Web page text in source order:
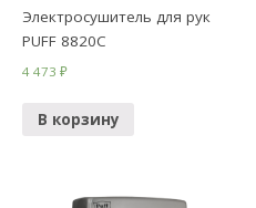
Электросушитель для рук
PUFF 8820C
4 473₽
В корзину